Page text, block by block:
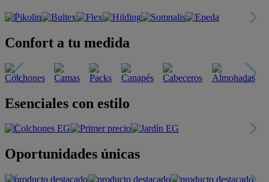
Confort a tu medida
Esenciales con estilo
Oportunidades únicas